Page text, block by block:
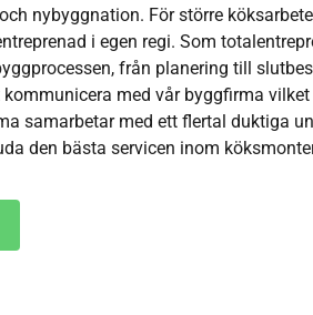
nybyggnation. För större
i egen regi. Som
från planering till
kommunicera med vår byggfirma
samarbetar med ett flertal duktiga
den bästa servicen inom